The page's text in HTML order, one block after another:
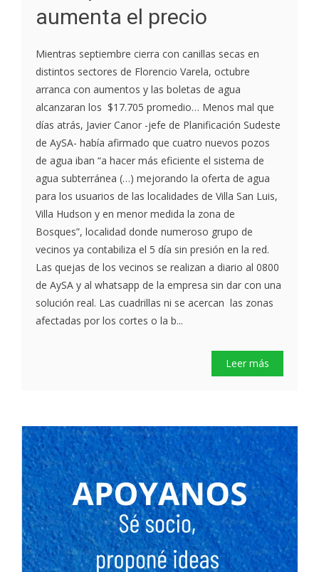
aumenta el precio
Mientras septiembre cierra con canillas secas en
distintos sectores de Florencio Varela, octubre
arranca con aumentos y las boletas de agua
alcanzaran los $17.705 promedio… Menos mal que
días atrás, Javier Canor -jefe de Planificación Sudeste
de AySA- había afirmado que cuatro nuevos pozos
de agua iban “a hacer más eficiente el sistema de
agua subterránea (…) mejorando la oferta de agua
para los usuarios de las localidades de Villa San Luis,
Villa Hudson y en menor medida la zona de
Bosques”, localidad donde numeroso grupo de
vecinos ya contabiliza el 5 día sin presión en la red.
Las quejas de los vecinos se realizan a diario al 0800
de AySA y al whatsapp de la empresa sin dar con una
solución real. Las cuadrillas ni se acercan las zonas
afectadas por los cortes o la b...
Leer más